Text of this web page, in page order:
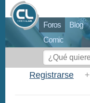
Foros Blog
Comic
Registrarse +